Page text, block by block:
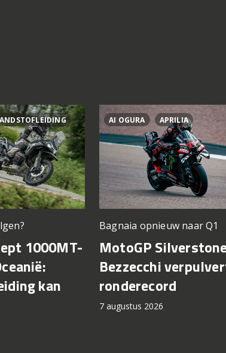
1000MT-
kan
AI OGURA APRILIA
Bagnaia opnieuw naar Q1
MotoGP
Bezzecchi
ronderecord
7 augustus 2026